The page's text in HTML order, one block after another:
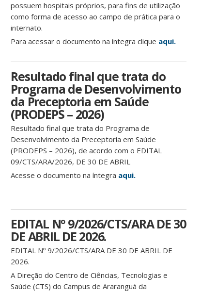
possuem hospitais próprios, para fins de utilização
como forma de acesso ao campo de prática para o
internato.
Para acessar o documento na íntegra clique aqui.
Resultado final que trata do
Programa de Desenvolvimento
da Preceptoria em Saúde
(PRODEPS – 2026)
Resultado final que trata do Programa de
Desenvolvimento da Preceptoria em Saúde
(PRODEPS – 2026), de acordo com o EDITAL
09/CTS/ARA/2026, DE 30 DE ABRIL
Acesse o documento na íntegra aqui.
EDITAL Nº 9/2026/CTS/ARA DE 30
DE ABRIL DE 2026.
EDITAL Nº 9/2026/CTS/ARA DE 30 DE ABRIL DE
2026.
A Direção do Centro de Ciências, Tecnologias e
Saúde (CTS) do Campus de Araranguá da